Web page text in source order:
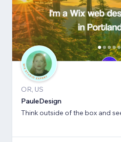
OR, US
PauleDesign
Think outside of the box and